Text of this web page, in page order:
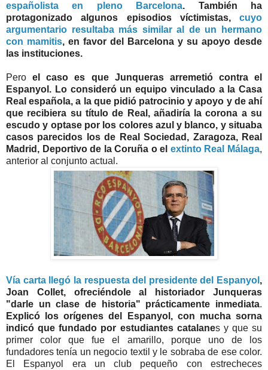
españolista en pleno Barcelona. También ha
protagonizado algunos episodios víctimistas, cuyo
argumentario resultaba más similar al de un hermano
con mamitis, en favor del Barcelona y su apoyo desde
las instituciones.
Peroel caso es que Junqueras arremetió contra el
Espanyol. Lo consideró un equipo vinculado a la Casa
Real española, a la que pidió patrocinio y apoyo y de ahí
que recibiera su título de Real, añadiría la corona a su
escudo y optase por los colores azul y blanco, y situaba
casos parecidos los de Real Sociedad, Zaragoza, Real
Madrid, Deportivo de la Coruña o el extinto Real Málaga,
anterior al conjunto actual.
Vía carta llegó la respuesta del presidente del Espanyol ,
Joan Collet, ofreciéndole al historiador Junqueras
"darle un clase de historia" prácticamente inmediata.
Explicó los orígenes del Espanyol, con mucha sorna
indicó que fundado por estudiantes catalanes y que su
primer color que fue el amarillo, porque uno de los
fundadores tenía un negocio textil y le sobraba de ese color.
El Espanyol era un club pequeño con estrecheces